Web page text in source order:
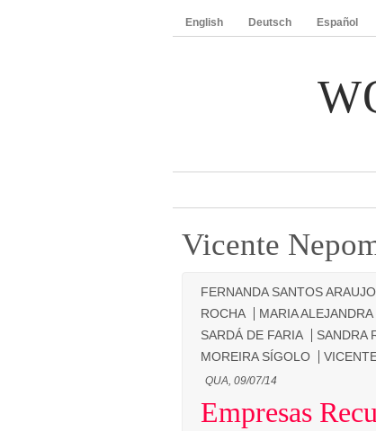
English Deutsch Español
Vicente
FERNANDA SANTOS ARAUJO
ROCHA
MARIA ALEJANDRA
SARDÁ DE FARIA
SANDRA
MOREIRA SÍGOLO
QUA, 09/07/14
Empresas